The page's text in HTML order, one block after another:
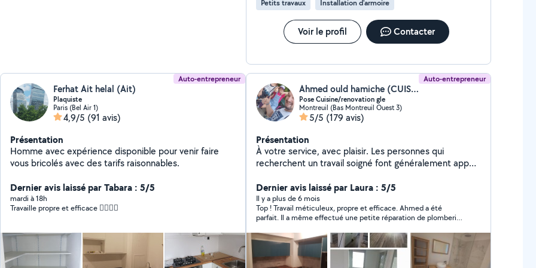
Petits travaux Installation d'armoire
Voir le profil Contacter
Auto-entrepreneur
Ferhat Ait helal (Ait)
Plaquiste
Paris (Bel Air 1)
4,9/5 (91 avis)
Présentation
Homme avec expérience disponible pour venir faire
vous bricolés avec des tarifs raisonnables.
Dernier avis laissé par Tabara : 5/5
mardi à 18h
Travaille propre et efficace 👍🏾👍🏾
Auto-entrepreneur
Ahmed ould hamiche (CUISILAS)
Pose Cuisine/renovation gle
Montreuil (Bas Montreuil Ouest 3)
5/5 (179 avis)
Présentation
À votre service, avec plaisir. Les personnes qui
recherchent un travail soigné font généralement appel
Dernier avis laissé par Laura : 5/5
Il y a plus de 6 mois
Top ! Travail méticuleux, propre et efficace. Ahmed a été
parfait. Il a même effectué une petite réparation de plomberie
Je suis plus que satisfaite. Je recommande vivement. Je le
recontacterai pour des futurs travaux.